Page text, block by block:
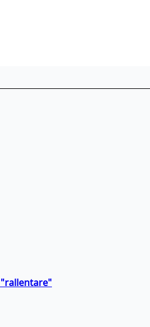
"rallentare"